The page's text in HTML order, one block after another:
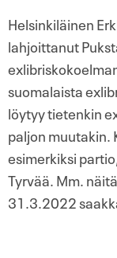
Helsinkiläinen
lahjoittanut
suomalaista
löytyy tietenkin
paljon muutakin.
esimerkiksi
Tyrvää. Mm.
31.3.2022